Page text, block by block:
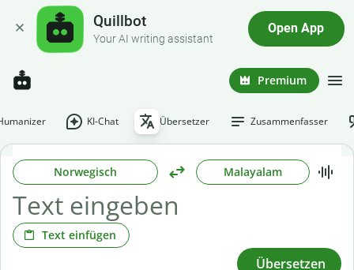
Quillbot
Your AI writing assistant
Open App
Premium
KI-Chat Übersetzer Zusammenfasser
Norwegisch Malayalam
Text einfügen
Übersetzen